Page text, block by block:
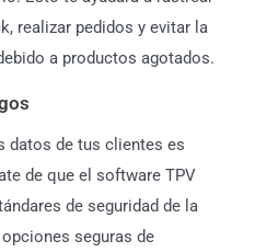
realizar pedidos y evitar la
a productos agotados.
datos de tus clientes es
de que el software TPV
de seguridad de la
seguras de